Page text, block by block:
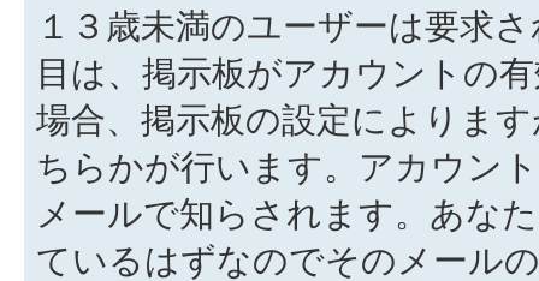
１３歳未満のユーザーは要求
目は、掲示板がアカウントの
場合、掲示板の設定によりま
ちらかが行います。アカウン
メールで知らされます。あな
ているはずなのでそのメール